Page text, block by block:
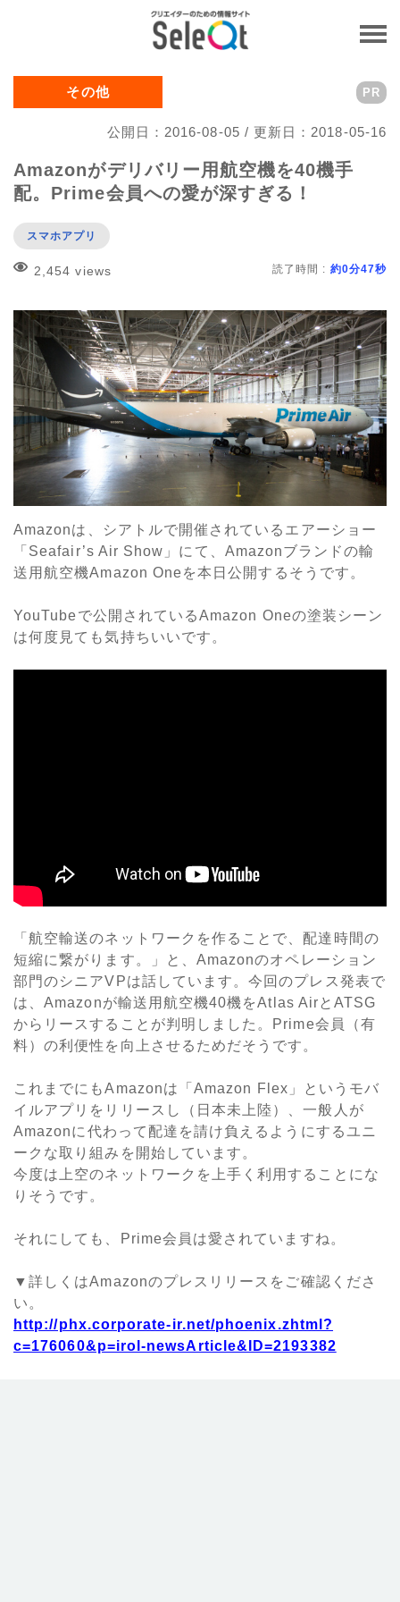
その他
公開日：2016-08-05 / 更新日：2018-05-16
PR
Amazonがデリバリー用航空機を40機手
配。Prime会員への愛が深すぎる！
スマホアプリ
2,454 views 読了時間 : 約0分47秒
Amazonは、シアトルで開催されているエアーショー
「Seafair’s Air Show」にて、Amazonブランドの輸
送用航空機Amazon Oneを本日公開するそうです。
YouTubeで公開されているAmazon Oneの塗装シーン
は何度見ても気持ちいいです。
「航空輸送のネットワークを作ることで、配達時間の
短縮に繋がります。」と、Amazonのオペレーション
部門のシニアVPは話しています。今回のプレス発表で
は、Amazonが輸送用航空機40機をAtlas AirとATSG
からリースすることが判明しました。Prime会員（有
料）の利便性を向上させるためだそうです。
これまでにもAmazonは「Amazon Flex」というモバ
イルアプリをリリースし（日本未上陸）、一般人が
Amazonに代わって配達を請け負えるようにするユニ
ークな取り組みを開始しています。
今度は上空のネットワークを上手く利用することにな
りそうです。
それにしても、Prime会員は愛されていますね。
▼詳しくはAmazonのプレスリリースをご確認くださ
い。
http://phx.corporate-ir.net/phoenix.zhtml?
c=176060&p=irol-newsArticle&ID=2193382